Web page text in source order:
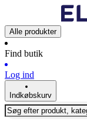
Alle produkter
Find butik
Log ind
Indkøbskurv